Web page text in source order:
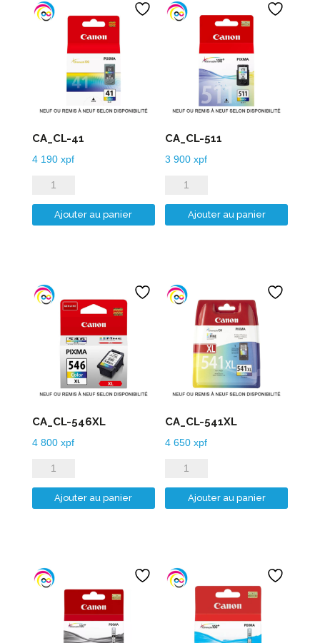
CA_CL-41
4 190 xpf
quantité
de
CA_CL-
Ajouter au panier
CA_CL-511
3 900xpf
quantité
de
CA_CL-
Ajouter au panier
CA_CL-546XL
4 800 xpf
quantité
de
CA_CL-
Ajouter au panier
CA_CL-541XL
4 650xpf
quantité
de
CA_CL-
Ajouter au panier